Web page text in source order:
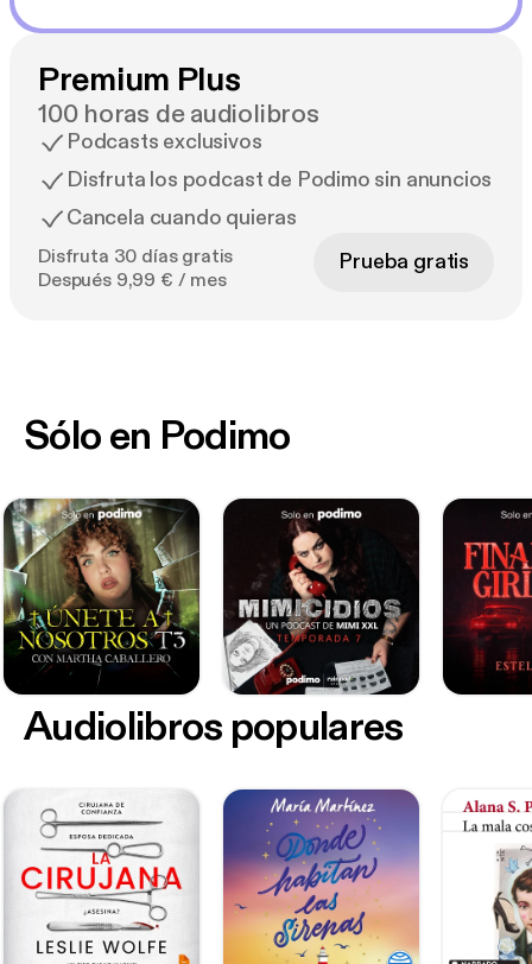
Premium Plus
100 horas de audiolibros
Podcasts exclusivos
Disfruta los podcast de Podimo sin anuncios
Cancela cuando quieras
Disfruta 30 días gratis
Después 9,99 € / mes
Prueba gratis
Sólo en Podimo
Audiolibros populares